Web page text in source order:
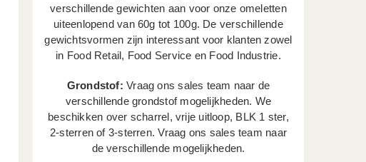
verschillende gewichten aan voor onze omeletten
uiteenlopend van 60g tot 100g. De verschillende
gewichtsvormen zijn interessant voor klanten zowel
in Food Retail, Food Service en Food Industrie.
Grondstof: Vraag ons sales team naar de
verschillende grondstof mogelijkheden. We
beschikken over scharrel, vrije uitloop, BLK 1 ster,
2-sterren of 3-sterren. Vraag ons sales team naar
de verschillende mogelijkheden.